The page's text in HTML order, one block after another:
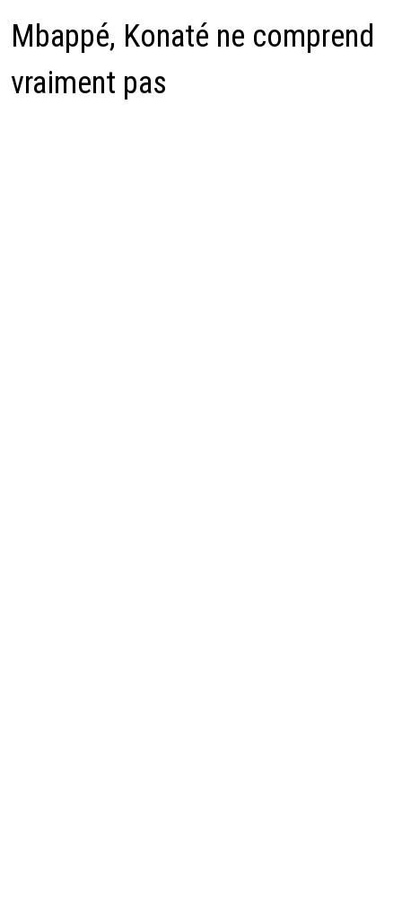
Mbappé, Konaté ne comprend
vraiment pas